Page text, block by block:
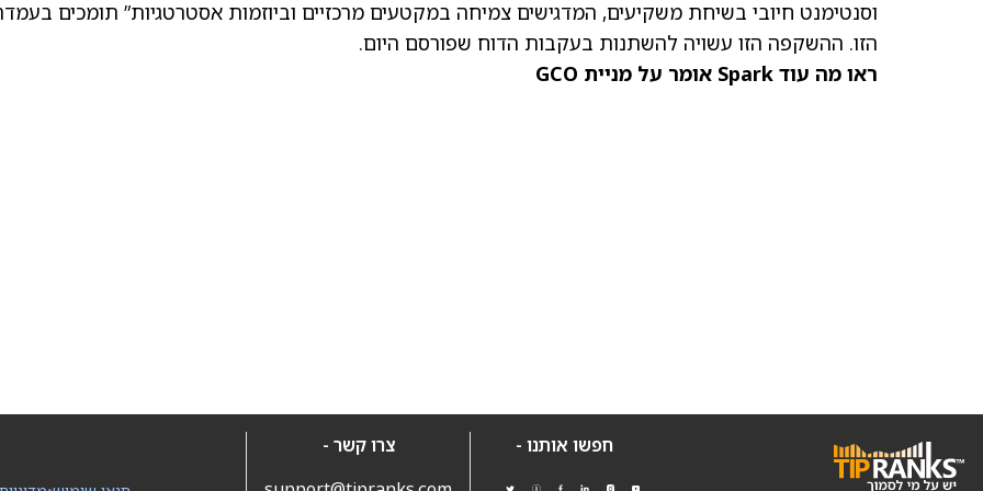
וסנטימנט חיובי בשיחת משקיעים, המדגישים צמיחה במקטעים מרכזיים וביוזמות אסטרטגיות” תומכים
הזו. ההשקפה הזו עשויה להשתנות בעקבות הדוח שפורסם היום.
ראו מה עוד Spark אומר על מניית GCO
חפשו אותנו -
צרו קשר -